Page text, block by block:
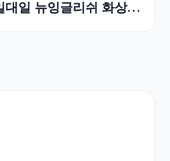
대일 뉴잉글리쉬 화상영